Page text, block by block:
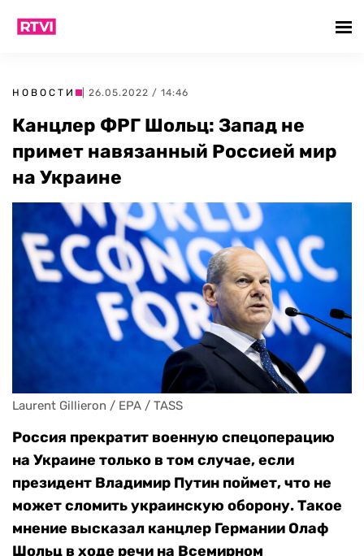
НОВОСТИ | 26.05.2022 / 14:46
Канцлер ФРГ Шольц: Запад не
примет навязанный Россией мир
на Украине
Laurent Gillieron / EPA / TASS
Россия прекратит военную спецоперацию
на Украине только в том случае, если
президент Владимир Путин поймет, что не
может сломить украинскую оборону. Такое
мнение высказал канцлер Германии Олаф
Шольц в ходе речи на Всемирном